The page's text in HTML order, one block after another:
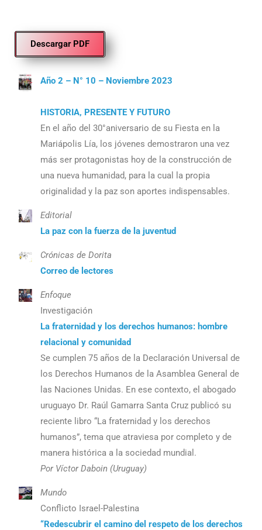
Descargar PDF
Año 2 – N° 10 – Noviembre 2023
HISTORIA, PRESENTE Y FUTURO
En el año del 30°aniversario de su Fiesta en la
Mariápolis Lía, los jóvenes demostraron una vez
más ser protagonistas hoy de la construcción de
una nueva humanidad, para la cual la propia
originalidad y la paz son aportes indispensables.
Editorial
La paz con la fuerza de la juventud
Crónicas de Dorita
Correo de lectores
Enfoque
Investigación
La fraternidad y los derechos humanos: hombre
relacional y comunidad
Se cumplen 75 años de la Declaración Universal de
los Derechos Humanos de la Asamblea General de
las Naciones Unidas. En ese contexto, el abogado
uruguayo Dr. Raúl Gamarra Santa Cruz publicó su
reciente libro “La fraternidad y los derechos
humanos”, tema que atraviesa por completo y de
manera histórica a la sociedad mundial.
Por Víctor Daboin (Uruguay)
Mundo
Conflicto Israel-Palestina
“Redescubrir el camino del respeto de los derechos